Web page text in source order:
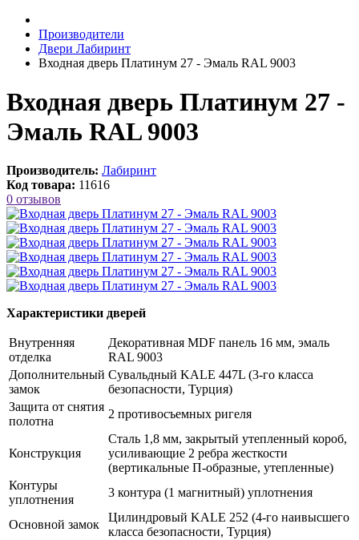
Производители
Двери Лабиринт
Входная дверь Платинум 27 - Эмаль RAL 9003
Входная дверь Платинум 27 -
Эмаль RAL 9003
Производитель: Лабиринт
Код товара: 11616
0 отзывов
Характеристики дверей
Внутренняя
отделка
Декоративная MDF панель 16 мм, эмаль
RAL 9003
Дополнительный
замок
Сувальдный KALE 447L (3-го класса
безопасности, Турция)
Защита от снятия
полотна
2 противосъемных ригеля
Конструкция
Сталь 1,8 мм, закрытый утепленный короб,
усиливающие 2 ребра жесткости
(вертикальные П-образные, утепленные)
Контуры
уплотнения
3 контура (1 магнитный) уплотнения
Основной замок
Цилиндровый KALE 252 (4-го наивысшего
класса безопасности, Турция)